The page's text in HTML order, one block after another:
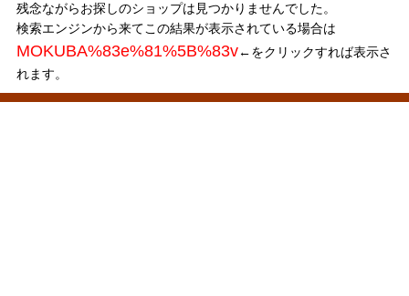
残念ながらお探しのショップは見つかりませんでした。
検索エンジンから来てこの結果が表示されている場合は
MOKUBA%83e%81%5B%83v←をクリックすれば表示さ
れます。